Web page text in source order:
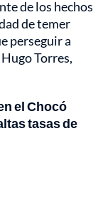
de los hechos
de temer
perseguir a
Torres,
el Chocó
tasas de